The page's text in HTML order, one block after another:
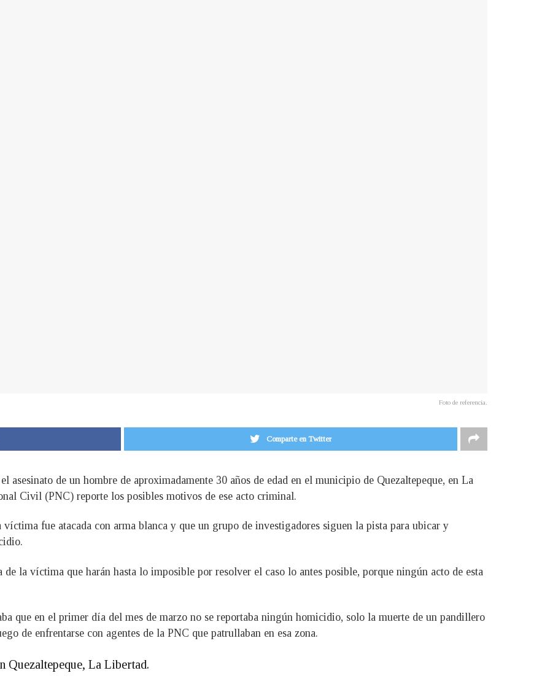
Foto de referencia.
Comparte en Twitter
asesinato de un hombre de aproximadamente 30 años de edad en el municipio de Quezaltepeque, en La
Civil (PNC) reporte los posibles motivos de ese acto criminal.
fue atacada con arma blanca y que un grupo de investigadores siguen la pista para ubicar y
la víctima que harán hasta lo imposible por resolver el caso lo antes posible, porque ningún acto de esta
que en el primer día del mes de marzo no se reportaba ningún homicidio, solo la muerte de un pandillero
de enfrentarse con agentes de la PNC que patrullaban en esa zona.
Quezaltepeque, La Libertad.